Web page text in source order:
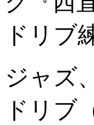
ドリブ
ジャズ
ドリブ